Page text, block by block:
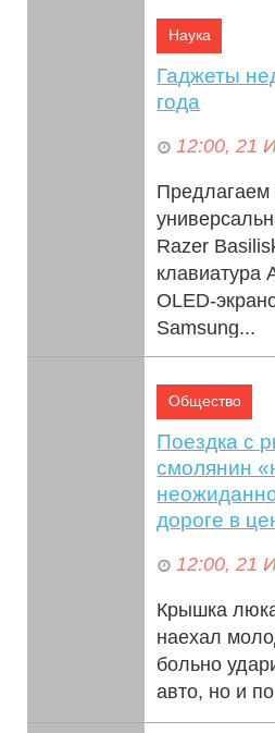
Наука
Гаджеты
года
12:00, 21
Razer
клавиатура
OLED-
Samsung...
Общество
Поездка с
смолянин
дороге в
12:00, 21
Крышка
наехал
больно
авто, но и